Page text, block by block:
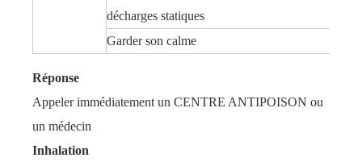
décharges statiques
Garder son calme
Réponse
Appeler immédiatement un CENTRE ANTIPOISON ou
un médecin
Inhalation